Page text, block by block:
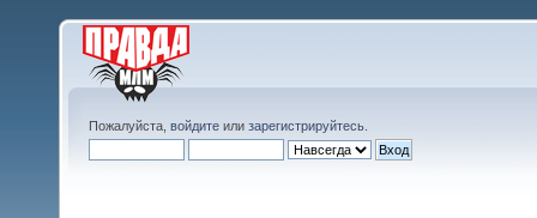
Пожалуйста, войдите или зарегистрируйтесь